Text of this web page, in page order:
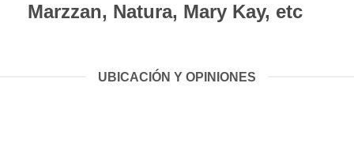
Marzzan, Natura, Mary Kay, etc
UBICACIÓN Y OPINIONES